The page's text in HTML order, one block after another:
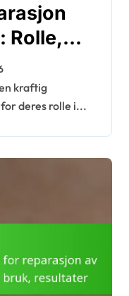
Rolle,
deres rolle i...